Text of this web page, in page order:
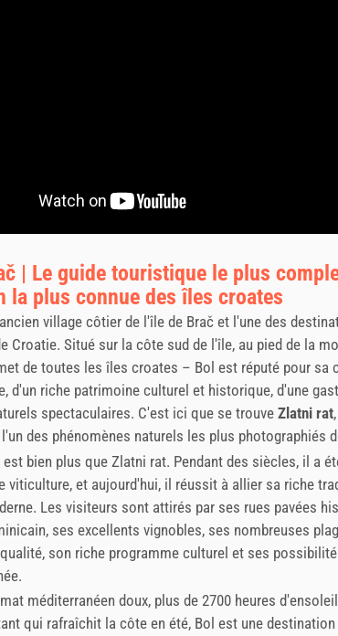
| Le guide touristique le plus
la plus connue des îles croates
village côtier de l'île de Brač et l'une des
Croatie. Situé sur la côte sud de l'île, au pied de la
de toutes les îles croates – Bol est réputé pour sa
d'un riche patrimoine culturel et historique, d'une
spectaculaires. C'est ici que se trouve Zlatni rat
des phénomènes naturels les plus photographiés
est bien plus que Zlatni rat. Pendant des siècles, il a
viticulture, et aujourd'hui, il réussit à allier sa riche
Les visiteurs sont attirés par ses rues pavées
ses excellents vignobles, ses nombreuses
son riche programme culturel et ses
méditerranéen doux, plus de 2700 heures
qui rafraîchit la côte en été, Bol est une destination